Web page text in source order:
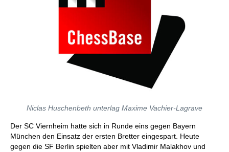
Niclas Huschenbeth unterlag Maxime Vachier-Lagrave
Der SC Viernheim hatte sich in Runde eins gegen Bayern
München den Einsatz der ersten Bretter eingespart. Heute
gegen die SF Berlin spielten aber mit Vladimir Malakhov und